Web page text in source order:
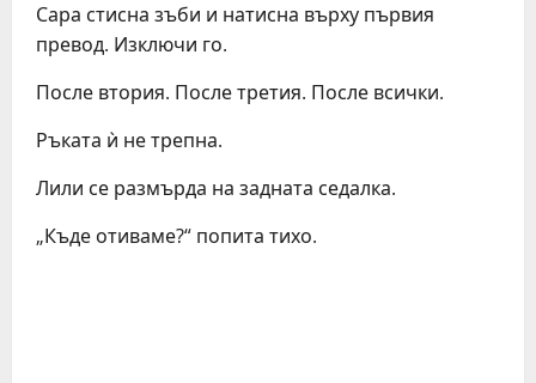
Сара стисна зъби и натисна върху първия
превод. Изключи го.
После втория. После третия. После всички.
Ръката ѝ не трепна.
Лили се размърда на задната седалка.
„Къде отиваме?“ попита тихо.